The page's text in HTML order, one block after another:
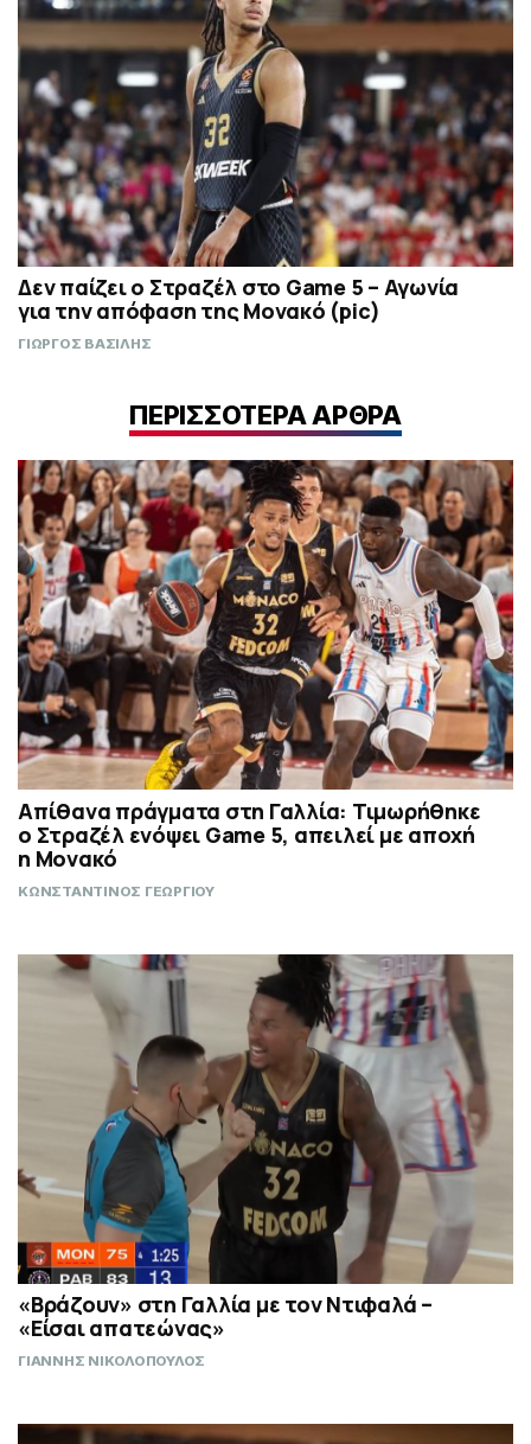
Δεν παίζει ο Στραζέλ στο Game 5 – Αγωνία
για την απόφαση της Μονακό (pic)
ΓΙΩΡΓΟΣ ΒΑΣΙΛΗΣ
ΠΕΡΙΣΣΟΤΕΡΑ ΑΡΘΡΑ
Απίθανα πράγματα στη Γαλλία: Τιμωρήθηκε
ο Στραζέλ ενόψει Game 5, απειλεί με αποχή
η Μονακό
ΚΩΝΣΤΑΝΤΙΝΟΣ ΓΕΩΡΓΙΟΥ
«Βράζουν» στη Γαλλία με τον Ντιφαλά –
«Είσαι απατεώνας»
ΓΙΑΝΝΗΣ ΝΙΚΟΛΟΠΟΥΛΟΣ